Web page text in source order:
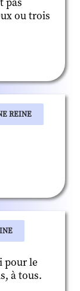
pas
ou trois
REINE
pour le
à tous.